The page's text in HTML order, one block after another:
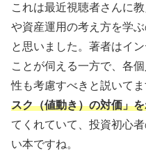
これは最近視聴者さんに
や資産運用の考え方を学
と思いました。著者はイ
ことが伺える一方で、各
性も考慮すべきと説いてま
スク（値動き）の対価」
てくれていて、投資初心
い本ですね。